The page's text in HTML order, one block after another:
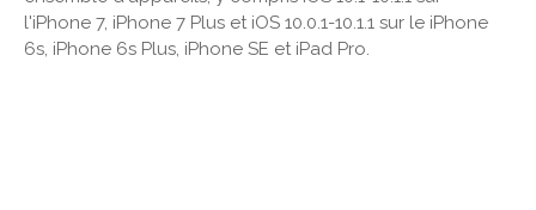
l'iPhone 7, iPhone 7 Plus et iOS 10.0.1-10.1.1 sur le iPhone
6s, iPhone 6s Plus, iPhone SE et iPad Pro.